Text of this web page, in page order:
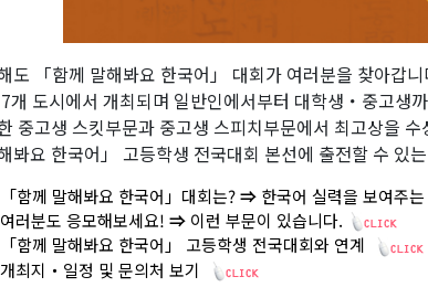
도 「함께 말해봐요 한국어」 대회가 여러분을 찾아갑
개 도시에서 개최되며 일반인에서부터 대학생・중고생
중고생 스킷부문과 중고생 스피치부문에서 최고상을
봐요 한국어」 고등학생 전국대회 본선에 출전할 수 있
「함께 말해봐요 한국어」대회는?⇒ 한국어 실력을 보여주
여러분도 응모해보세요! ⇒ 이런 부문이 있습니다.
「함께 말해봐요 한국어」 고등학생 전국대회와 연계
개최지・일정 및 문의처 보기